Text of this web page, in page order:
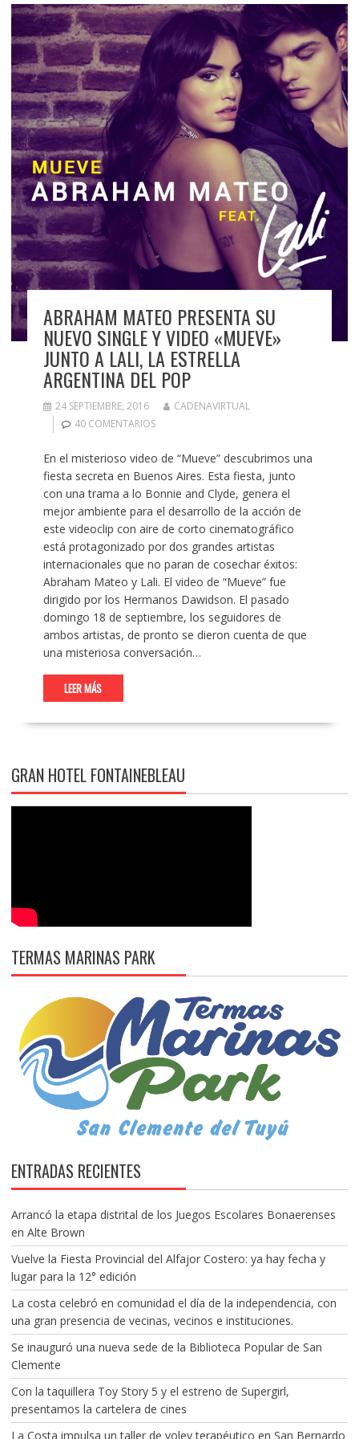
ABRAHAM MATEO PRESENTA SU
NUEVO SINGLE Y VIDEO «MUEVE»
JUNTO A LALI, LA ESTRELLA
ARGENTINA DEL POP
24 SEPTIEMBRE, 2016
CADENAVIRTUAL
40 COMENTARIOS
En el misterioso video de “Mueve” descubrimos una
fiesta secreta en Buenos Aires. Esta fiesta, junto
con una trama a lo Bonnie and Clyde, genera el
mejor ambiente para el desarrollo de la acción de
este videoclip con aire de corto cinematográfico
está protagonizado por dos grandes artistas
internacionales que no paran de cosechar éxitos:
Abraham Mateo y Lali. El video de “Mueve” fue
dirigido por los Hermanos Dawidson. El pasado
domingo 18 de septiembre, los seguidores de
ambos artistas, de pronto se dieron cuenta de que
una misteriosa conversación…
LEER MÁS
GRAN HOTEL FONTAINEBLEAU
TERMAS MARINAS PARK
ENTRADAS RECIENTES
Arrancó la etapa distrital de los Juegos Escolares Bonaerenses
en Alte Brown
Vuelve la Fiesta Provincial del Alfajor Costero: ya hay fecha y
lugar para la 12° edición
La costa celebró en comunidad el día de la independencia, con
una gran presencia de vecinas, vecinos e instituciones.
Se inauguró una nueva sede de la Biblioteca Popular de San
Clemente
Con la taquillera Toy Story 5 y el estreno de Supergirl,
presentamos la cartelera de cines
La Costa impulsa un taller de voley terapéutico en San Bernardo